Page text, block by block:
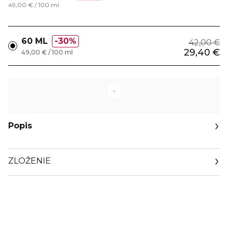
49,00 € / 100 ml
60 ML 30% 42,00 €
29,40 €
49,00 € / 100 ml
Popis
ZLOŽENIE